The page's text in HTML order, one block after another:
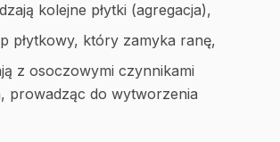
kolejne płytki (agregacja),
płytkowy, który zamyka ranę,
z osoczowymi czynnikami
prowadząc do wytworzenia